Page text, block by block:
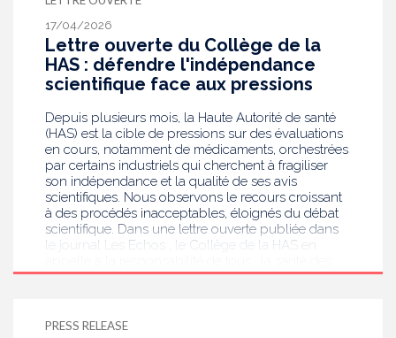
17/04/2026
Lettre ouverte du Collège de la
HAS : défendre l'indépendance
scientifique face aux pressions
Depuis plusieurs mois, la Haute Autorité de santé
(HAS) est la cible de pressions sur des évaluations
en cours, notamment de médicaments, orchestrées
par certains industriels qui cherchent à fragiliser
son indépendance et la qualité de ses avis
scientifiques. Nous observons le recours croissant
à des procédés inacceptables, éloignés du débat
scientifique. Dans une lettre ouverte publiée dans
le journal Les Echos , le Collège de la HAS en
Français mérite mieux.
PRESS RELEASE